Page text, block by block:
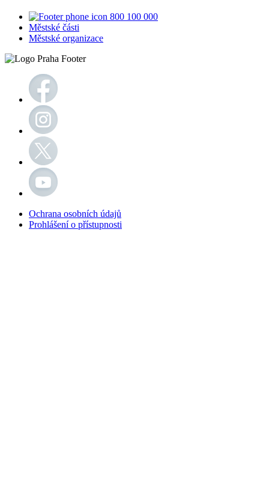
800 100 000
Městské části
Městské organizace
Ochrana osobních údajů
Prohlášení o přístupnosti